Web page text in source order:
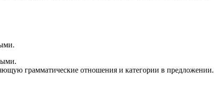
грамматические отношения и категории в предложении.